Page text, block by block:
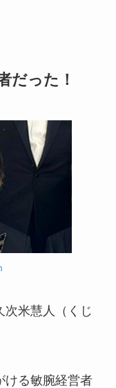
だった！
次米慧人（くじ
ける敏腕経営者